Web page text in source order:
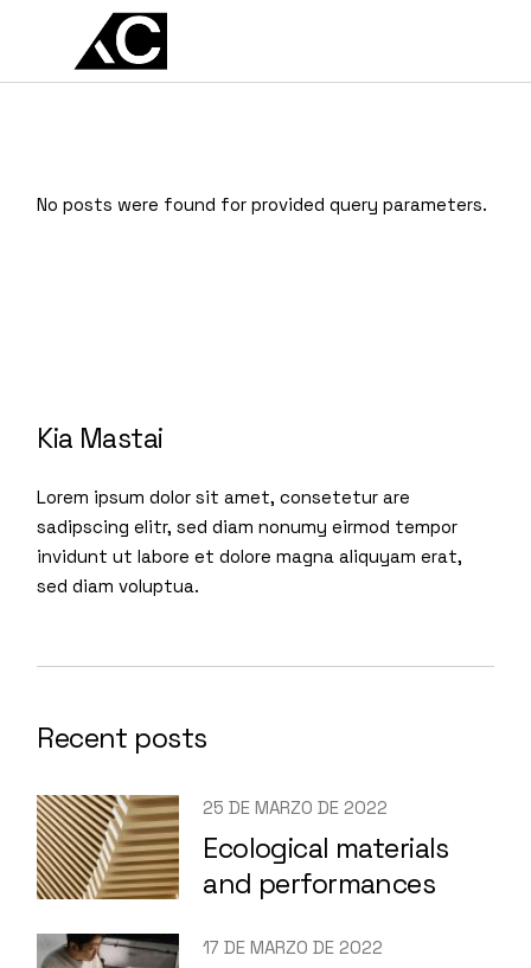
No posts were found for provided query parameters.
Kia Mastai
Lorem ipsum dolor sit amet, consetetur are
sadipscing elitr, sed diam nonumy eirmod tempor
invidunt ut labore et dolore magna aliquyam erat,
sed diam voluptua.
Recent posts
25 DE MARZO DE 2022
Ecological materials
and performances
17 DE MARZO DE 2022